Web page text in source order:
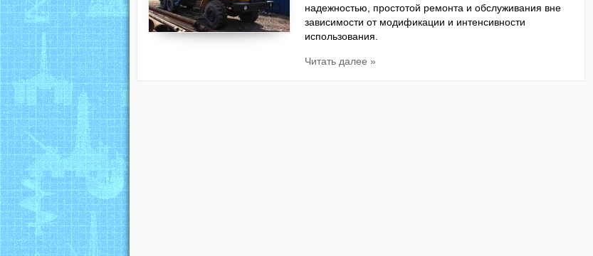
надежностью, простотой ремонта и обслуживания вне
зависимости от модификации и интенсивности
использования.
Читать далее »